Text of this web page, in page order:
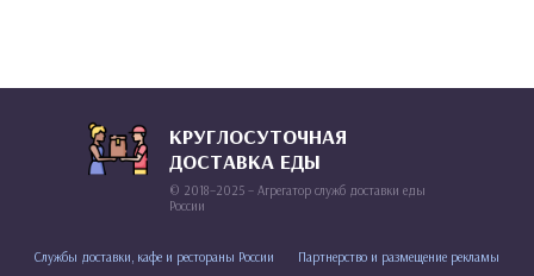
КРУГЛОСУТОЧНАЯ
ДОСТАВКА ЕДЫ
© 2018–2025 – Агрегатор служб доставки еды
России
Службы доставки, кафе и рестораны России Партнерство и размещение рекламы